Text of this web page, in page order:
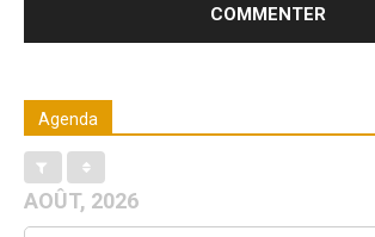
Agenda
AOÛT, 2026